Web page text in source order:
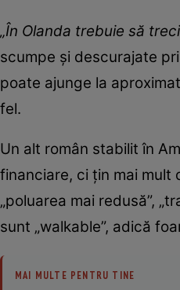
„În Olanda trebuie să
scumpe și descurajate
poate ajunge la
fel.
Un alt român stabilit în
financiare, ci țin mai mult
„poluarea mai redusă”,
sunt „walkable”, adică
MAI MULTE PENTRU TINE